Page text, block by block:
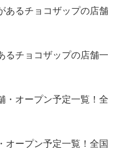
あるチョコザップの店舗
るチョコザップの店舗一
・オープン予定一覧！全
オープン予定一覧！全国